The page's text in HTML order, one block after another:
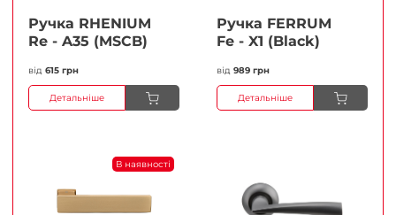
Ручка RHENIUM
Re - A35 (MSCB)
від 615 грн
Детальніше
Ручка FERRUМ
Fe - X1 (Black)
від 989 грн
Детальніше
В наявності